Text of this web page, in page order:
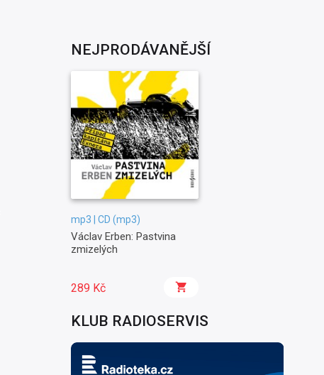
NEJPRODÁVANĚJŠÍ
mp3 | CD (mp3)
Václav Erben: Pastvina
zmizelých
289 Kč
KLUB RADIOSERVIS